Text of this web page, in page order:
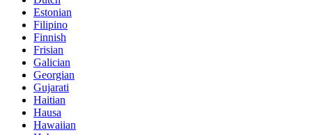
Estonian
Filipino
Finnish
Frisian
Galician
Georgian
Gujarati
Haitian
Hausa
Hawaiian